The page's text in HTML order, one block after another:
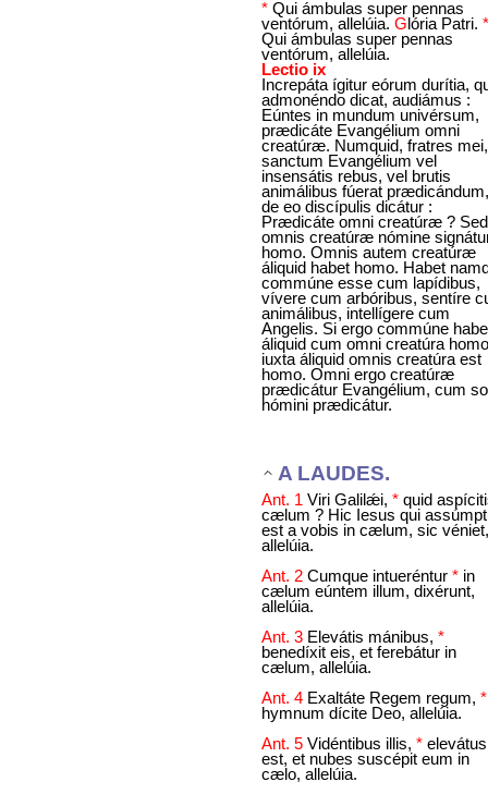
* Qui ámbulas super pennas
ventórum, allelúia. Glória Patri. *
Qui ámbulas super pennas
ventórum, allelúia.
Lectio ix
Increpáta ígitur eórum durítia,
admonéndo dicat, audiámus :
Eúntes in mundum univérsum,
prædicáte Evangélium omni
creatúræ. Numquid, fratres mei,
sanctum Evangélium vel
insensátis rebus, vel brutis
animálibus fúerat
de eo discípulis dicátur :
Prædicáte omni creatúræ ? Sed
omnis creatúræ nómine
homo. Omnis autem creatúræ
áliquid habet homo. Habet
commúne esse cum lapídibus,
vívere cum arbóribus, sentíre
animálibus, intellígere cum
Angelis. Si ergo commúne
áliquid cum omni creatúra
iuxta áliquid omnis creatúra est
homo. Omni ergo creatúræ
prædicátur Evangélium, cum
hómini prædicátur.
A LAUDES.
Ant. 1 Viri Galilǽi, * quid
cælum ? Hic Iesus qui
est a vobis in cælum, sic véniet,
allelúia.
Ant. 2 Cumque intueréntur * in
cælum eúntem illum, dixérunt,
allelúia.
Ant. 3 Elevátis mánibus, *
benedíxit eis, et ferebátur in
cælum, allelúia.
Ant. 4 Exaltáte Regem regum,
hymnum dícite Deo, allelúia.
Ant. 5 Vidéntibus illis, * elevátus
est, et nubes suscépit eum in
cælo, allelúia.